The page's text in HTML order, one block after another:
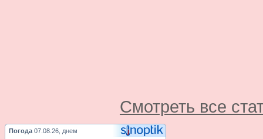
Смотреть все
Погода 07.08.26, днем